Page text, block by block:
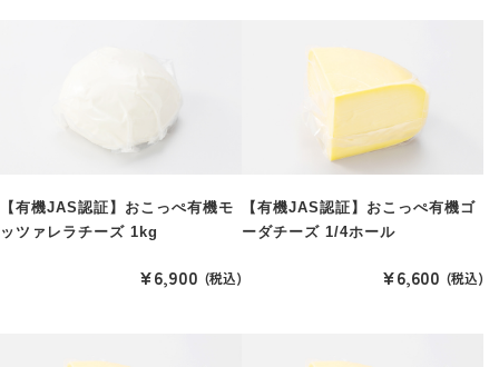
【有機JAS認証】おこっぺ有機モ
ッツァレラチーズ 1kg
¥6,900 (税込)
【有機JAS認証】おこっぺ有機ゴ
ーダチーズ 1/4ホール
¥6,600 (税込)